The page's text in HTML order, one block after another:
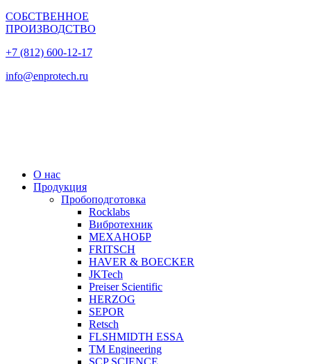
СОБСТВЕННОЕ
ПРОИЗВОДСТВО
+7 (812) 600-12-17
info@enprotech.ru
О нас
Продукция
Пробоподготовка
Rocklabs
Вибротехник
МЕХАНОБР
FRITSCH
HAVER & BOECKER
JKTech
Preiser Scientific
HERZOG
SEPOR
Retsch
FLSHMIDTH ESSA
TM Engineering
SCP SCIENCE